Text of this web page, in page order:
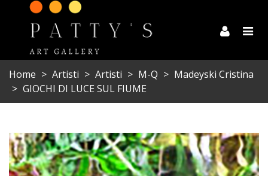
Home > Artisti > Artisti > M-Q > Madeyski Cristina
> GIOCHI DI LUCE SUL FIUME